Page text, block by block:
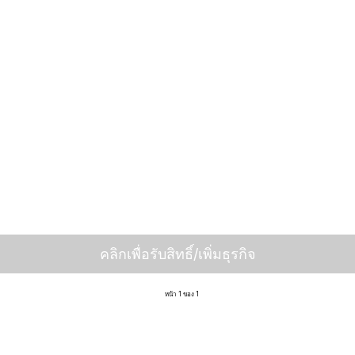
คลิกเพื่อรับสิทธิ์/เพิ่มธุรกิจ
หน้า 1 ของ 1